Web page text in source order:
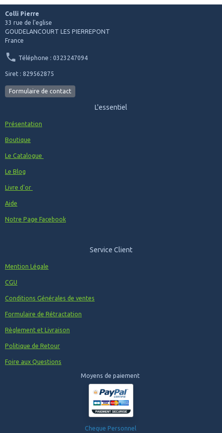
Colli Pierre
33 rue de l'eglise
GOUDELANCOURT LES PIERREPONT
France
Téléphone : 0323247094
Siret : 829562875
Formulaire de contact
L'essentiel
Présentation
Boutique
Le Catalogue
Le Blog
Livre d'or
Aide
Notre Page Facebook
Service Client
Mention Légale
CGU
Conditions Générales de ventes
Formulaire de Rétractation
Règlement et Livraison
Politique de Retour
Foire aux Questions
Moyens de paiement
Cheque Personnel